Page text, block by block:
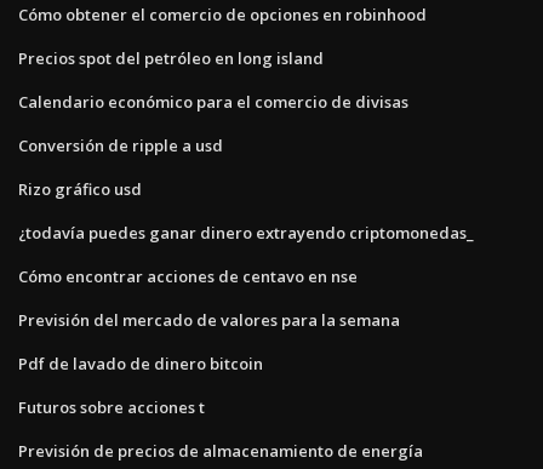
Cómo obtener el comercio de opciones en robinhood
Precios spot del petróleo en long island
Calendario económico para el comercio de divisas
Conversión de ripple a usd
Rizo gráfico usd
¿todavía puedes ganar dinero extrayendo criptomonedas_
Cómo encontrar acciones de centavo en nse
Previsión del mercado de valores para la semana
Pdf de lavado de dinero bitcoin
Futuros sobre acciones t
Previsión de precios de almacenamiento de energía